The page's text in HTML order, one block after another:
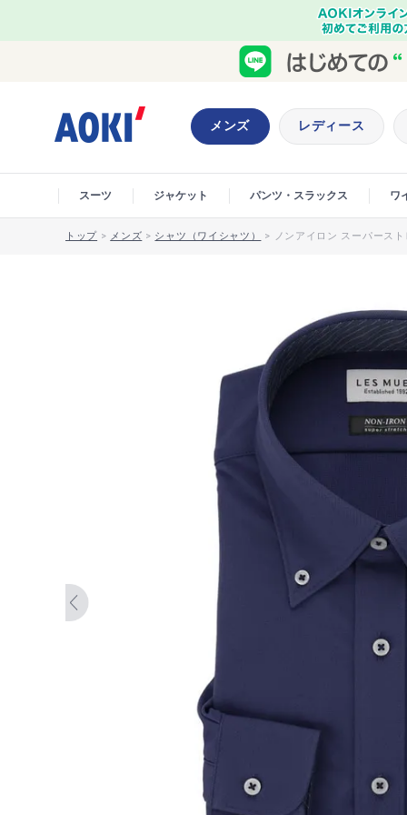
メンズ レディース
スーツ ジャケット パンツ・スラックス ワ
トップ > メンズ > シャツ（ワイシャツ） > ノンアイロン スーパース